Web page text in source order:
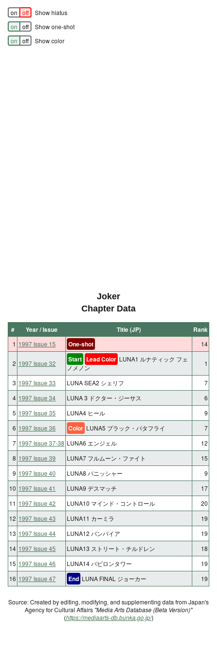
on off
Show hiatus
on
off
Show one-shot
on
off Show color
Joker
Chapter Data
# Year / Issue Title (JP) Rank
1 1997 Issue 15 One-shot 14
2 1997 Issue 32 Start Lead Color LUNA1 ルナティック フェ
ノメノン
1
3 1997 Issue 33 LUNA SEA2 シェリフ
7
4 1997 Issue 34 LUNA 3 ドクター・ジーサス
6
5 1997 Issue 35 LUNA4 ヒール
9
6 1997 Issue 36 Color LUNA5 ブラック・バタフライ
7
7 1997 Issue 37-38 LUNA6 エンジェル
12
8 1997 Issue 39 LUNA7 フルムーン・ファイト
15
9 1997 Issue 40 LUNA8 パニッシャー
9
10 1997 Issue 41 LUNA9 デスマッチ
17
11 1997 Issue 42 LUNA10 マインド・コントロール
20
12 1997 Issue 43 LUNA11 カーミラ
19
13 1997 Issue 44 LUNA12 バンパイア
19
14 1997 Issue 45 LUNA13 ストリート・チルドレン
18
15 1997 Issue 46 LUNA14 バビロンタワー
19
16 1997 Issue 47 End LUNA FINAL ジョーカー 19
Source: Created by editing, modifying, and supplementing data from Japan's
Agency for Cultural Affairs "Media Arts Database (Beta Version)"
(https://mediaarts-db.bunka.go.jp/)